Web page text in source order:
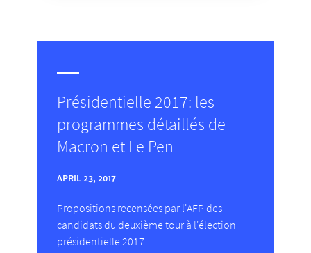
Présidentielle 2017: les
programmes détaillés de
Macron et Le Pen
APRIL 23, 2017
Propositions recensées par l'AFP des
candidats du deuxième tour à l'élection
présidentielle 2017.